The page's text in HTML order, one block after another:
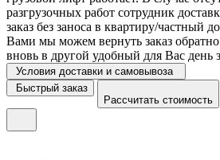
разгрузочных работ сотрудник
заказ без заноса в квартиру/частный
Вами мы можем вернуть заказ обратно
вновь в другой удобный для Вас день
Условия доставки и самовывоза
Быстрый заказ
Рассчитать стоимость